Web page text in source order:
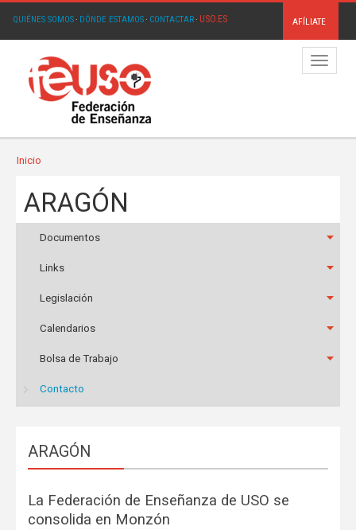
QUIÉNES SOMOS· DÓNDE ESTAMOS· CONTACTAR· USO.ES AFÍLIATE
Menú
Inicio
ARAGÓN
Documentos
Links
Legislación
Calendarios
Bolsa de Trabajo
Contacto
ARAGÓN
La Federación de Enseñanza de USO se
consolida en Monzón